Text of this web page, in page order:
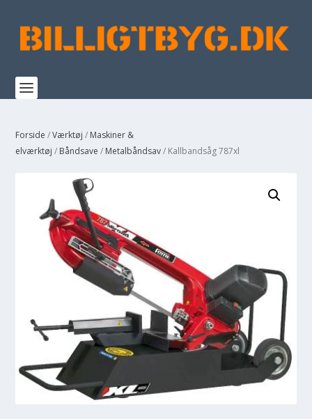
Forside /Værktøj / Maskiner &
elværktøj / Båndsave / Metalbåndsav/ Kallbandsåg 787xl